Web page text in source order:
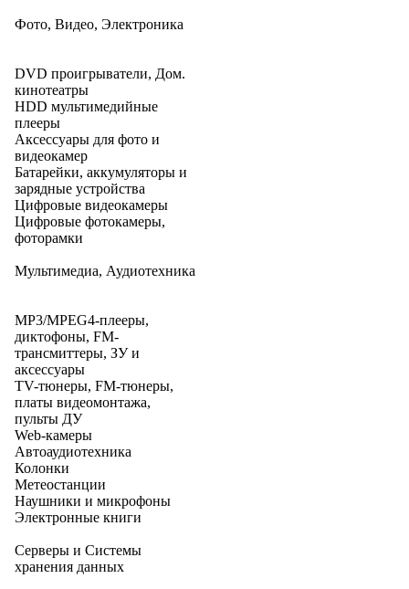
Фото, Видео, Электроника
DVD проигрыватели, Дом.
кинотеатры
HDD мультимедийные
плееры
Аксессуары для фото и
видеокамер
Батарейки, аккумуляторы и
зарядные устройства
Цифровые видеокамеры
Цифровые фотокамеры,
фоторамки
Мультимедиа, Аудиотехника
MP3/MPEG4-плееры,
диктофоны, FM-
трансмиттеры, ЗУ и
аксессуары
TV-тюнеры, FM-тюнеры,
платы видеомонтажа,
пульты ДУ
Web-камеры
Автоаудиотехника
Колонки
Метеостанции
Наушники и микрофоны
Электронные книги
Серверы и Системы
хранения данных